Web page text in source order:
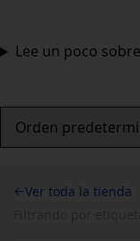
Lee un poco
←Ver toda la tienda